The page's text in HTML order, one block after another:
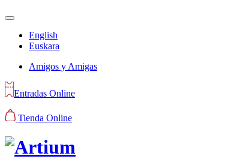
English
Euskara
Amigos y Amigas
Entradas Online
Tienda Online